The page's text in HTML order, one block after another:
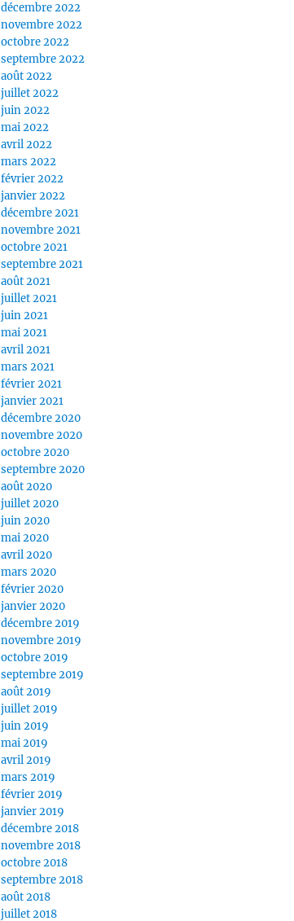
décembre 2022
novembre 2022
octobre 2022
septembre 2022
août 2022
juillet 2022
juin 2022
mai 2022
avril 2022
mars 2022
février 2022
janvier 2022
décembre 2021
novembre 2021
octobre 2021
septembre 2021
août 2021
juillet 2021
juin 2021
mai 2021
avril 2021
mars 2021
février 2021
janvier 2021
décembre 2020
novembre 2020
octobre 2020
septembre 2020
août 2020
juillet 2020
juin 2020
mai 2020
avril 2020
mars 2020
février 2020
janvier 2020
décembre 2019
novembre 2019
octobre 2019
septembre 2019
août 2019
juillet 2019
juin 2019
mai 2019
avril 2019
mars 2019
février 2019
janvier 2019
décembre 2018
novembre 2018
octobre 2018
septembre 2018
août 2018
juillet 2018